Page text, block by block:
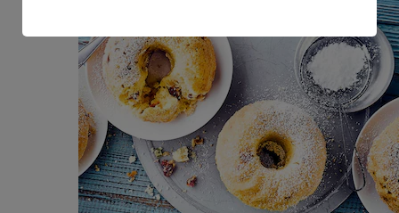
Informationen zum Herausgeber der Seite findest du
Impressum